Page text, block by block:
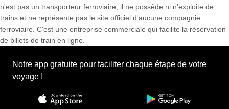
n'est pas un transporteur ferroviaire, il ne possède ni n'exploite de
trains et ne représente pas le site officiel d'aucune compagnie
ferroviaire. C'est une entreprise commerciale qui facilite la réservation
de billets de train en ligne.
Notre app gratuite pour faciliter chaque étape de votre
voyage !